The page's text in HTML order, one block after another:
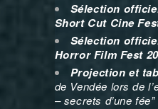
Sélection
Short Cut Cine
Sélection
Horror Film Fest
Projection et
de Vendée lors de
– secrets d’une fée”